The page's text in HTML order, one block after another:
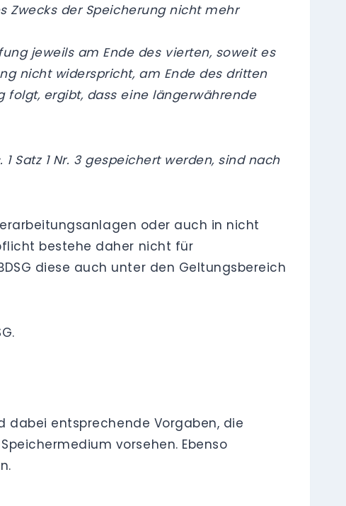
Zwecks der Speicherung nicht mehr
jeweils am Ende des vierten, soweit es
nicht widerspricht, am Ende des dritten
folgt, ergibt, dass eine längerwährende
Satz 1 Nr. 3 gespeichert werden, sind nach
oder auch in nicht
bestehe daher nicht für
diese auch unter den Geltungsbereich
dabei entsprechende Vorgaben, die
vorsehen. Ebenso